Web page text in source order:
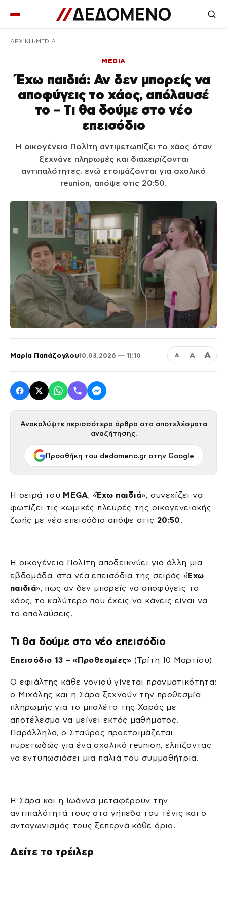
ΑΡΧΙΚΉ MEDIA
MEDIA
Έχω παιδιά: Αν δεν μπορείς να
αποφύγεις το χάος, απόλαυσέ
το – Τι θα δούμε στο νέο
επεισόδιο
Η οικογένεια Πολίτη αντιμετωπίζει το χάος όταν
ξεχνάνε πληρωμές και διαχειρίζονται
αντιπαλότητες, ενώ ετοιμάζονται για σχολικό
reunion, απόψε στις 20:50.
Μαρία Παπάζογλου10.03.2026 — 11:10 Α Α Α
Ανακαλύψτε περισσότερα άρθρα στα αποτελέσματα
αναζήτησης.
Προσθήκη του dedomeno.gr στην Google
Η σειρά του MEGA, «Έχω παιδιά», συνεχίζει να
φωτίζει τις κωμικές πλευρές της οικογενειακής
ζωής με νέο επεισόδιο απόψε στις 20:50.
Η οικογένεια Πολίτη αποδεικνύει για άλλη μια
εβδομάδα, στα νέα επεισόδια της σειράς «Έχω
παιδιά», πως αν δεν μπορείς να αποφύγεις το
χάος, το καλύτερο που έχεις να κάνεις είναι να
το απολαύσεις.
Τι θα δούμε στο νέο επεισόδιο
Επεισόδιο 13 – «Προθεσμίες» (Τρίτη 10 Μαρτίου)
Ο εφιάλτης κάθε γονιού γίνεται πραγματικότητα:
ο Μιχάλης και η Σάρα ξεχνούν την προθεσμία
πληρωμής για το μπαλέτο της Χαράς με
αποτέλεσμα να μείνει εκτός μαθήματος.
Παράλληλα, ο Σταύρος προετοιμάζεται
πυρετωδώς για ένα σχολικό reunion, ελπίζοντας
να εντυπωσιάσει μια παλιά του συμμαθήτρια.
Η Σάρα και η Ιωάννα μεταφέρουν την
αντιπαλότητά τους στα γήπεδα του τένις και o
ανταγωνισμός τους ξεπερνά κάθε όριο.
Δείτε το τρέιλερ